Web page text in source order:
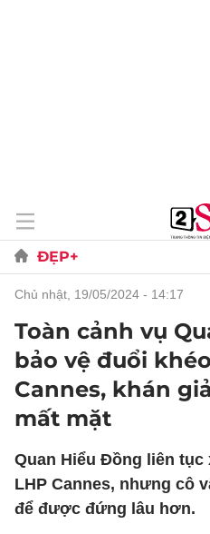
ĐẸP+
chủ nhật, 19/05/2024 - 14:17
Toàn cảnh vụ
bảo vệ đuổi
Cannes, khán
mất mặt
Quan Hiểu Đồng liên
LHP Cannes, nhưng cô
để được đứng lâu hơn.